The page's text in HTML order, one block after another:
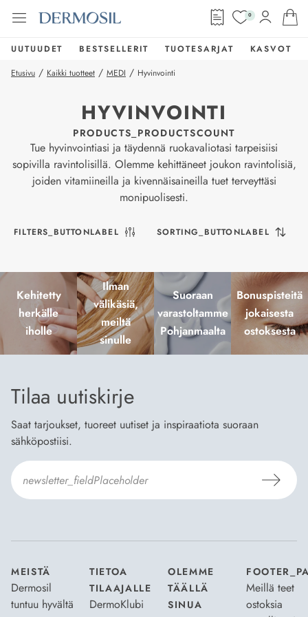
0
UUTUUDET BESTSELLERIT TUOTESARJAT
KASVOT
Etusivu / Kaikki tuotteet / MEDI / Hyvinvointi
HYVINVOINTI
PRODUCTS_PRODUCTSCOUNT
Tue hyvinvointiasi ja täydennä ruokavaliotasi tarpeisiisi
sopivilla ravintolisillä. Olemme kehittäneet joukon ravintolisiä,
joiden vitamiineilla ja kivennäisaineilla tuet terveyttäsi
monipuolisesti.
FILTERS_BUTTONLABEL SORTING_BUTTONLABEL
Kehitetty
herkälle
iholle
Ilman
välikäsiä,
meiltä
sinulle
Suoraan
varastoltamme
Pohjanmaalta
Bonuspisteitä
jokaisesta
ostoksesta
Tilaa uutiskirje
Saat tarjoukset, tuoreet uutiset ja inspiraatiota suoraan
sähköpostiisi.
MEISTÄ
Dermosil
tuntuu hyvältä
TIETOA
TILAAJALLE
DermoKlubi
OLEMME
TÄÄLLÄ
SINUA
Meillä teet
ostoksia